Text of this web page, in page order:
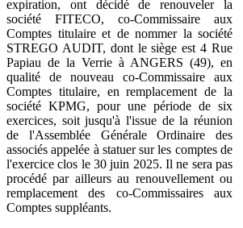
expiration, ont décidé de renouveler la
société FITECO, co-Commissaire aux
Comptes titulaire et de nommer la société
STREGO AUDIT, dont le siège est 4 Rue
Papiau de la Verrie à ANGERS (49), en
qualité de nouveau co-Commissaire aux
Comptes titulaire, en remplacement de la
société KPMG, pour une période de six
exercices, soit jusqu'à l'issue de la réunion
de l'Assemblée Générale Ordinaire des
associés appelée à statuer sur les comptes de
l'exercice clos le 30 juin 2025. Il ne sera pas
procédé par ailleurs au renouvellement ou
remplacement des co-Commissaires aux
Comptes suppléants.